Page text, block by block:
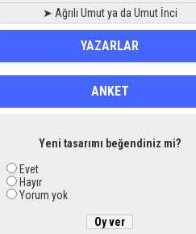
➤ Ağrılı Umut ya da Umut İnci
YAZARLAR
ANKET
Yeni tasarımı beğendiniz mi?
Evet
Hayır
Yorum yok